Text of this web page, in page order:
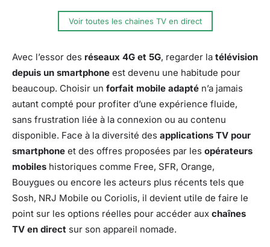
Voir toutes les chaines TV en direct
Avec l’essor des réseaux 4G et 5G, regarder la télévision
depuis un smartphone est devenu une habitude pour
beaucoup. Choisir un forfait mobile adapté n’a jamais
autant compté pour profiter d’une expérience fluide,
sans frustration liée à la connexion ou au contenu
disponible. Face à la diversité des applications TV pour
smartphone et des offres proposées par les opérateurs
mobiles historiques comme Free, SFR, Orange,
Bouygues ou encore les acteurs plus récents tels que
Sosh, NRJ Mobile ou Coriolis, il devient utile de faire le
point sur les options réelles pour accéder aux chaînes
TV en direct sur son appareil nomade.